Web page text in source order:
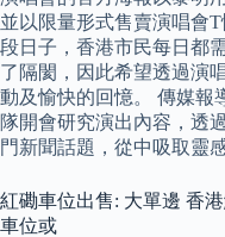
並以限量形式售賣演唱會
段日子，香港市民每日都
了隔閡，因此希望透過演
動及愉快的回憶。 傳媒報
隊開會研究演出內容，透
門新聞話題，從中吸取靈感
紅磡車位出售: 大單邊 香
車位或